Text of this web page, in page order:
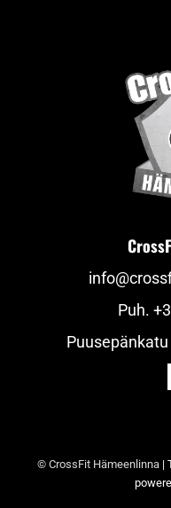
Puh.
© CrossFit Hämeenlinna|